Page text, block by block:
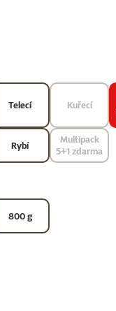
Telecí Kuřecí
Rybí
Multipack
5+1 zdarma
800 g